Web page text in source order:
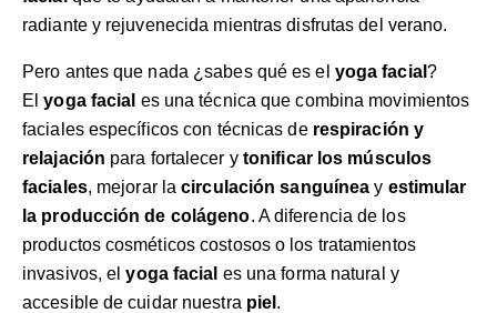
radiante y rejuvenecida mientras disfrutas del verano.
Pero antes que nada ¿sabes qué es el yoga facial ?
Elyoga facial es una técnica que combina movimientos
faciales específicos con técnicas derespiración y
relajación para fortalecer y tonificar los músculos
faciales, mejorar lacirculación sanguínea y estimular
la producción de colágeno. A diferencia de los
productos cosméticos costosos o los tratamientos
invasivos, elyoga facial es una forma natural y
accesible de cuidar nuestra piel .